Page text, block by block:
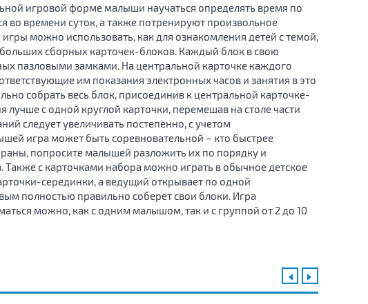
игровой форме малыши научаться определять время по
во времени суток, а также потренируют произвольное
можно использовать, как для ознакомления детей с темой,
сборных карточек-блоков. Каждый блок в свою
пазловыми замками. На центральной карточке каждого
им показания электронных часов и занятия в это
собрать весь блок, присоединив к центральной карточке-
с одной круглой карточки, перемешав на столе части
следует увеличивать постепенно, с учетом
игра может быть соревновательной – кто быстрее
попросите малышей разложить их по порядку и
Также с карточками набора можно играть в обычное детское
серединки, а ведущий открывает по одной
полностью правильно соберет свои блоки. Игра
можно, как с одним малышом, так и с группой от 2 до 10